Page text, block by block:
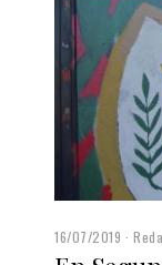
16/07/2019